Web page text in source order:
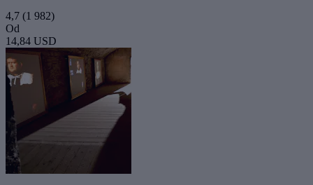
4,7 (1 982)
Od
14,84 USD